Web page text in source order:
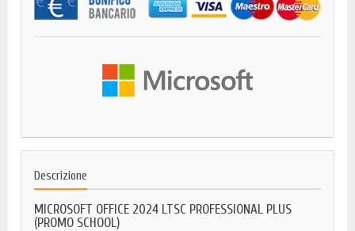
Descrizione
MICROSOFT OFFICE 2024 LTSC PROFESSIONAL PLUS
(PROMO SCHOOL)